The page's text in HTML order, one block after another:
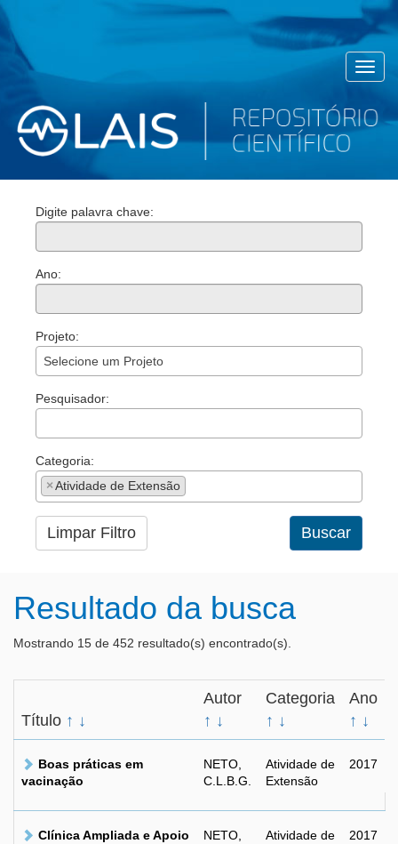
Digite palavra chave:
Ano:
Projeto:
Selecione um Projeto
Pesquisador:
Categoria:
×Atividade de Extensão
Limpar Filtro Buscar
Resultado da busca
Mostrando 15 de 452 resultado(s) encontrado(s).
Título ↑ ↓
Autor
↑ ↓
Categoria
↑ ↓
Ano
↑ ↓
Boas práticas em
vacinação
NETO,
C.L.B.G.
Atividade de
Extensão
2017
Clínica Ampliada e Apoio
NETO,
Atividade de
2017